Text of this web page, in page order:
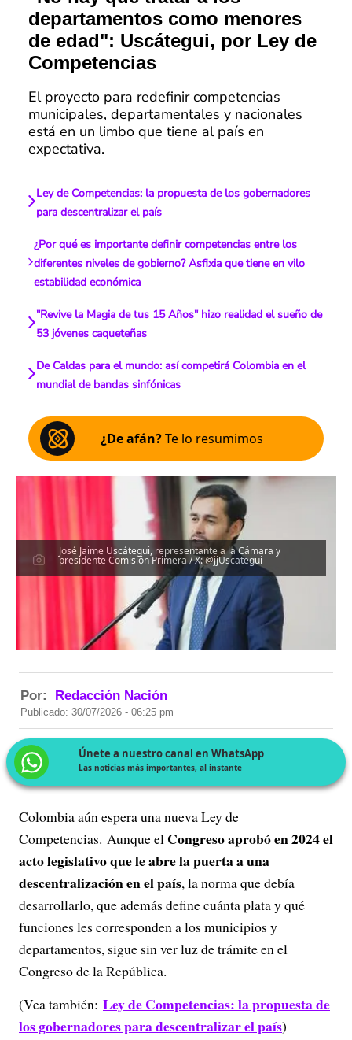
departamentos como menores
de edad": Uscátegui, por Ley de
Competencias
El proyecto para redefinir competencias
municipales, departamentales y nacionales
está en un limbo que tiene al país en
expectativa.
Ley de Competencias: la propuesta de los gobernadores
para descentralizar el país
¿Por qué es importante definir competencias entre los
diferentes niveles de gobierno? Asfixia que tiene en vilo
estabilidad económica
"Revive la Magia de tus 15 Años" hizo realidad el sueño de
53 jóvenes caqueteñas
De Caldas para el mundo: así competirá Colombia en el
mundial de bandas sinfónicas
¿De afán?Te lo resumimos
José Jaime Uscátegui, representante a la Cámara y
presidente Comisión Primera / X: @jjUscategui
Por: Redacción Nación
Publicado: 30/07/2026 - 06:25 pm
Únete a nuestro canal en WhatsApp
Las noticias más importantes, al instante
Colombia aún espera una nueva Ley de
Competencias. Aunque el Congreso aprobó en 2024 el
acto legislativo que le abre la puerta a una
descentralización en el país, la norma que debía
desarrollarlo, que además define cuánta plata y qué
funciones les corresponden a los municipios y
departamentos, sigue sin ver luz de trámite en el
Congreso de la República.
(Vea también: Ley de Competencias: la propuesta de
los gobernadores para descentralizar el país)